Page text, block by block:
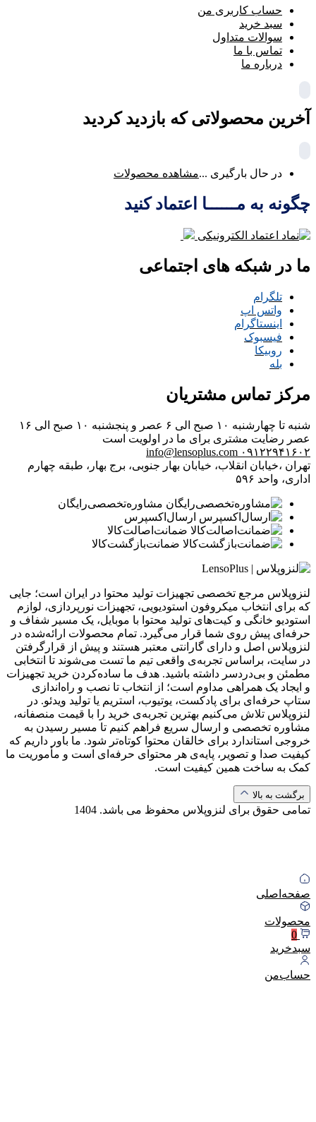
حساب کاربری من
سبد خرید
سوالات متداول
تماس با ما
درباره ما
آخرین محصولاتی که بازدید کردید
در حال بارگیری ...مشاهده محصولات
چگونه به مــــــا اعتماد کنید
ما در شبکه های اجتماعی
تلگرام
واتس اپ
اینستاگرام
فیسبوک
روبیکا
بله
مرکز تماس مشتریان
شنبه تا چهارشنبه ۱۰ صبح الی ۶ عصر و پنجشنبه ۱۰ صبح الی ۱۶
عصر رضایت مشتری برای ما در اولویت است
۰۹۱۲۲۹۴۱۶۰۲ info@lensoplus.com
تهران ،خیابان انقلاب، خیابان بهار جنوبی، برج بهار، طبقه چهارم
اداری، واحد ۵۹۶
مشاوره‌تخصصی‌رایگان
ارسال‌اکسپرس
ضمانت‌اصالت‌کالا
ضمانت‌بازگشت‌کالا
لنزوپلاس مرجع تخصصی تجهیزات تولید محتوا در ایران است؛ جایی
که برای انتخاب میکروفون استودیویی، تجهیزات نورپردازی، لوازم
استودیو خانگی و کیت‌های تولید محتوا با موبایل، یک مسیر شفاف و
حرفه‌ای پیش روی شما قرار می‌گیرد. تمام محصولات ارائه‌شده در
لنزوپلاس اصل و دارای گارانتی معتبر هستند و پیش از قرارگرفتن
در سایت، براساس تجربه‌ی واقعی تیم ما تست می‌شوند تا انتخابی
مطمئن و بی‌دردسر داشته باشید. هدف ما ساده‌کردن خرید تجهیزات
و ایجاد یک همراهی مداوم است؛ از انتخاب تا نصب و راه‌اندازی
ستاپ حرفه‌ای برای پادکست، یوتیوب، استریم یا تولید ویدئو. در
لنزوپلاس تلاش می‌کنیم بهترین تجربه‌ی خرید را با قیمت منصفانه،
مشاوره تخصصی و ارسال سریع فراهم کنیم تا مسیر رسیدن به
خروجی استاندارد برای خالقان محتوا کوتاه‌تر شود. ما باور داریم که
کیفیت صدا و تصویر، پایه‌ی هر محتوای حرفه‌ای است و مأموریت ما
کمک به ساخت همین کیفیت است.
برگشت به بالا
تمامی حقوق برای لنزوپلاس محفوظ می باشد. 1404
صفحه‌اصلی
محصولات
0
سبد‌خرید
حساب‌من